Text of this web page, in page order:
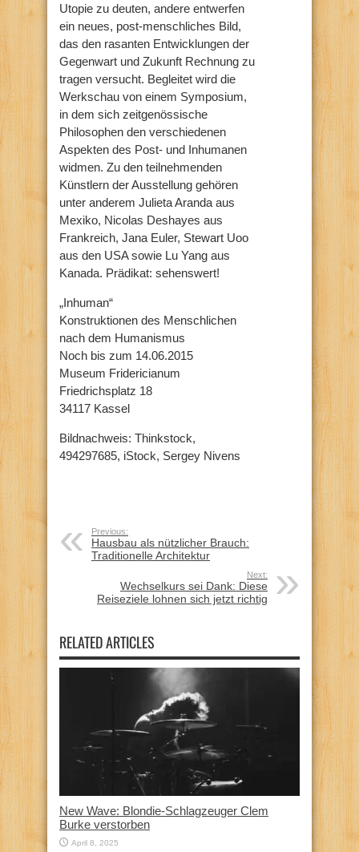
Utopie zu deuten, andere entwerfen
ein neues, post-menschliches Bild,
das den rasanten Entwicklungen der
Gegenwart und Zukunft Rechnung zu
tragen versucht. Begleitet wird die
Werkschau von einem Symposium,
in dem sich zeitgenössische
Philosophen den verschiedenen
Aspekten des Post- und Inhumanen
widmen. Zu den teilnehmenden
Künstlern der Ausstellung gehören
unter anderem Julieta Aranda aus
Mexiko, Nicolas Deshayes aus
Frankreich, Jana Euler, Stewart Uoo
aus den USA sowie Lu Yang aus
Kanada. Prädikat: sehenswert!
„Inhuman“
Konstruktionen des Menschlichen
nach dem Humanismus
Noch bis zum 14.06.2015
Museum Fridericianum
Friedrichsplatz 18
34117 Kassel
Bildnachweis: Thinkstock,
494297685, iStock, Sergey Nivens
Previous:
Hausbau als nützlicher Brauch:
Traditionelle Architektur
Next:
Wechselkurs sei Dank: Diese
Reiseziele lohnen sich jetzt richtig
RELATED ARTICLES
New Wave: Blondie-Schlagzeuger Clem
Burke verstorben
April 8, 2025